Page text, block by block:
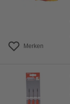
Merken